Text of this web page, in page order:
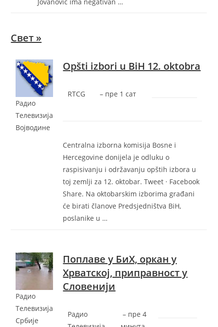
Свет »
Радио
Телевизија
Војводине
Opšti izbori u BiH 12. oktobra
RTCG – ‎пре 1 сат‎
Centralna izborna komisija Bosne i
Hercegovine donijela je odluku o
raspisivanju i održavanju opštih izbora u
toj zemlji za 12. oktobar. Tweet · Facebook
Share. Na oktobarskim izborima građani
će birati članove Predsjedništva BiH,
poslanike u …
Радио
Телевизија
Србије
Поплаве у БиХ, оркан у
Хрватској, приправност у
Словенији
Радио
– ‎пре 4